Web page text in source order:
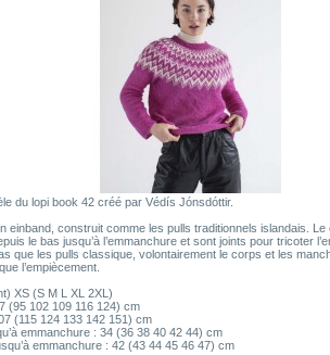
du lopi book 42 créé par Védís Jónsdóttir.
einband, construit comme les pulls traditionnels islandais.
le bas jusqu’à l’emmanchure et sont joints pour tricoter
que les pulls classique, volontairement le corps et les
l’empiècement.
XS (S M L XL 2XL)
(95 102 109 116 124) cm
(115 124 133 142 151) cm
emmanchure : 34 (36 38 40 42 44) cm
emmanchure : 42 (43 44 45 46 47) cm